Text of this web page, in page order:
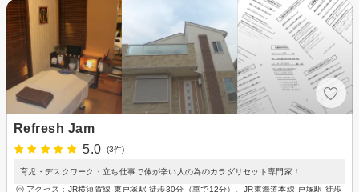
Refresh Jam
5.0
(3件)
育児・デスクワーク・立ち仕事で体が辛い人の為のカラダリセット専門家！
アクセス：JR横須賀線 東戸塚駅 徒歩30分（車で12分）、JR東海道本線 戸塚駅 徒歩